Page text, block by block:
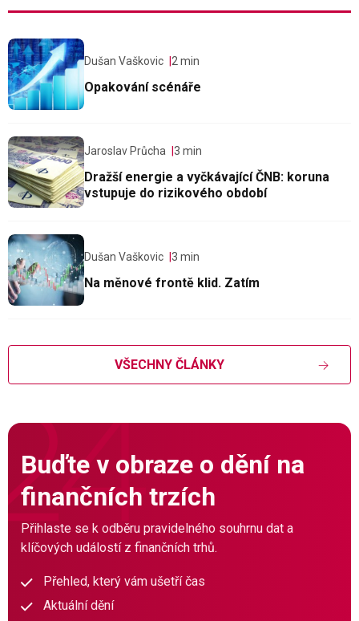
Dušan Vaškovic 2 min
Opakování scénáře
Jaroslav Průcha 3 min
Dražší energie a vyčkávající ČNB: koruna
vstupuje do rizikového období
Dušan Vaškovic 3 min
Na měnové frontě klid. Zatím
VŠECHNY ČLÁNKY
Buďte v obraze o dění na
finančních trzích
Přihlaste se k odběru pravidelného souhrnu dat a
klíčových událostí z finančních trhů.
Přehled, který vám ušetří čas
Aktuální dění